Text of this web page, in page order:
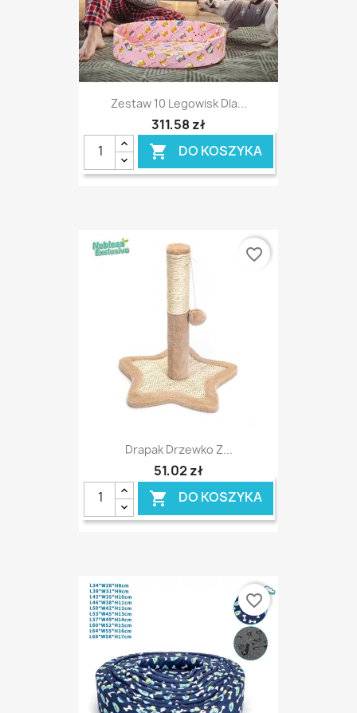
Zestaw 10 Legowisk Dla...
311,58 zł
 DO KOSZYKA
Drapak Drzewko Z...
51,02 zł
 DO KOSZYKA
favorite_border
favorite_border